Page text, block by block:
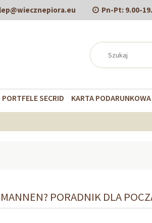
Pn-Pt: 9.00-
PORTFELE SECRID KARTA PODARUNKOWA
PORADNIK DLA